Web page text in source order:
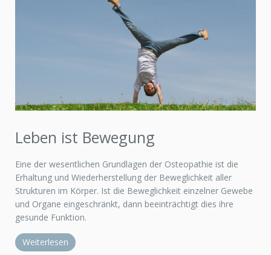
Leben ist Bewegung
Eine der wesentlichen Grundlagen der Osteopathie ist die
Erhaltung und Wiederherstellung der Beweglichkeit aller
Strukturen im Körper. Ist die Beweglichkeit einzelner Gewebe
und Organe eingeschränkt, dann beeinträchtigt dies ihre
gesunde Funktion.
Weiterlesen